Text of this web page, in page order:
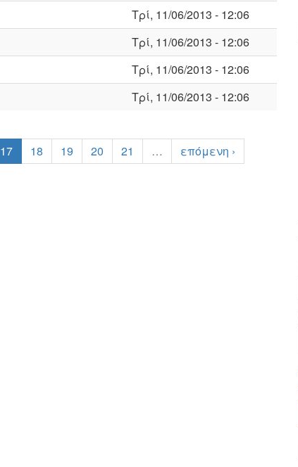
Τρί, 11/06/2013 - 12:06
Τρί, 11/06/2013 - 12:06
Τρί, 11/06/2013 - 12:06
Τρί, 11/06/2013 - 12:06
17 18 19 20 21 …
επόμενη ›